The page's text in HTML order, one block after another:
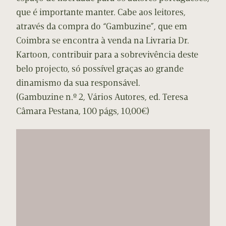
que é importante manter. Cabe aos leitores,
através da compra do “Gambuzine”, que em
Coimbra se encontra à venda na Livraria Dr.
Kartoon, contribuir para a sobrevivência deste
belo projecto, só possível graças ao grande
dinamismo da sua responsável.
(Gambuzine n.º 2, Vários Autores, ed. Teresa
Câmara Pestana, 100 págs, 10,00€)